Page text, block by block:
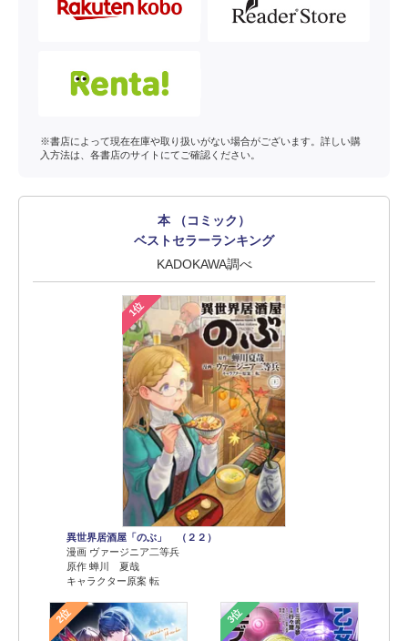
※書店によって現在在庫や取り扱いがない場合がございます。詳しい購
入方法は、各書店のサイトにてご確認ください。
本 （コミック）
ベストセラーランキング
KADOKAWA調べ
1位
異世界居酒屋「のぶ」 （２２）
漫画 ヴァージニア二等兵
原作 蝉川 夏哉
キャラクター原案 転
2位 3位